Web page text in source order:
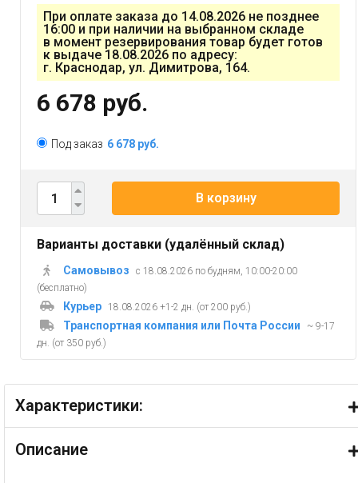
При оплате заказа до 14.08.2026 не позднее
16:00 и при наличии на выбранном складе
в момент резервирования товар будет готов
к выдаче 18.08.2026 по адресу:
г. Краснодар, ул. Димитрова, 164.
6 678 руб.
Под заказ 6 678 руб.
В корзину
Варианты доставки (удалённый склад)
Самовывоз
с 18.08.2026 по будням, 10:00-20:00
(бесплатно)
Курьер 18.08.2026 +1-2 дн. (от 200 руб.)
Транспортная компания или Почта России
~ 9-17
дн. (от 350 руб.)
Характеристики:
Описание